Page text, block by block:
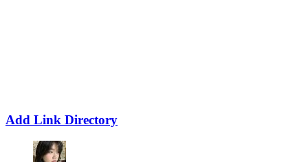
Add Link Directory